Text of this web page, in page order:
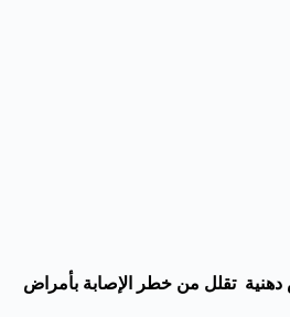
دهنية تقلل من خطر الإصابة بأمراض